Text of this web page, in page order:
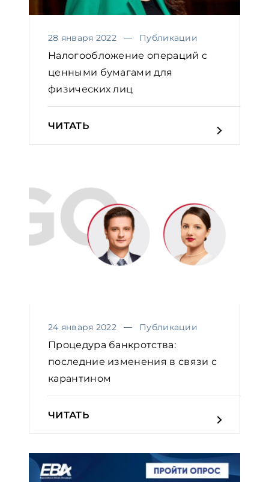
28 января 2022 Публикации
Налогообложение операций с
ценными бумагами для
физических лиц
ЧИТАТЬ
24 января 2022 Публикации
Процедура банкротства:
последние изменения в связи с
карантином
ЧИТАТЬ